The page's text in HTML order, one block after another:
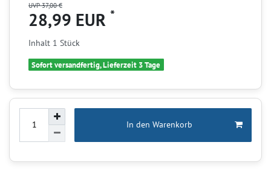
UVP 37,00 €
28,99 EUR *
Inhalt 1 Stück
Sofort versandfertig, Lieferzeit 3 Tage
In den Warenkorb